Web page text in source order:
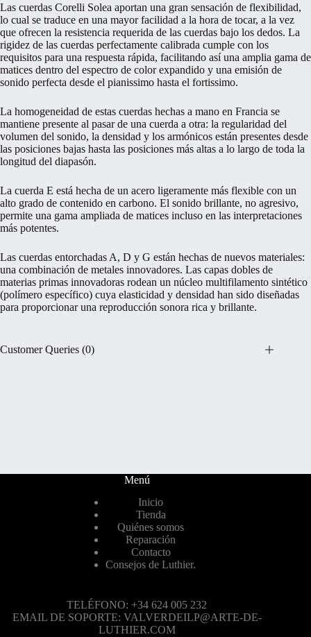
Las cuerdas Corelli Solea aportan una gran sensación de flexibilidad,
lo cual se traduce en una mayor facilidad a la hora de tocar, a la vez
que ofrecen la resistencia requerida de las cuerdas bajo los dedos. La
rigidez de las cuerdas perfectamente calibrada cumple con los
requisitos para una respuesta rápida, facilitando así una amplia gama de
matices dentro del espectro de color expandido y una emisión de
sonido perfecta desde el pianissimo hasta el fortissimo.
La homogeneidad de estas cuerdas hechas a mano en Francia se
mantiene presente al pasar de una cuerda a otra: la regularidad del
volumen del sonido, la densidad y los armónicos están presentes desde
las posiciones bajas hasta las posiciones más altas a lo largo de toda la
longitud del diapasón.
La cuerda E está hecha de un acero ligeramente más flexible con un
alto grado de contenido en carbono. El sonido brillante, no agresivo,
permite una gama ampliada de matices incluso en las interpretaciones
más potentes.
Las cuerdas entorchadas A, D y G están hechas de nuevos materiales:
una combinación de metales innovadores. Las capas dobles de
materias primas innovadoras rodean un núcleo multifilamento sintético
(polímero específico) cuya elasticidad y densidad han sido diseñadas
para proporcionar una reproducción sonora rica y brillante.
Customer Queries (0)
Menú
Inicio
Tienda
Quiénes somos
Reparación
Contacto
Consejos de Luthier.
TELÉFONO: +34 624 005 232
EMAIL DE SOPORTE: VALVERDEILP@ARTE-DE-
LUTHIER.COM